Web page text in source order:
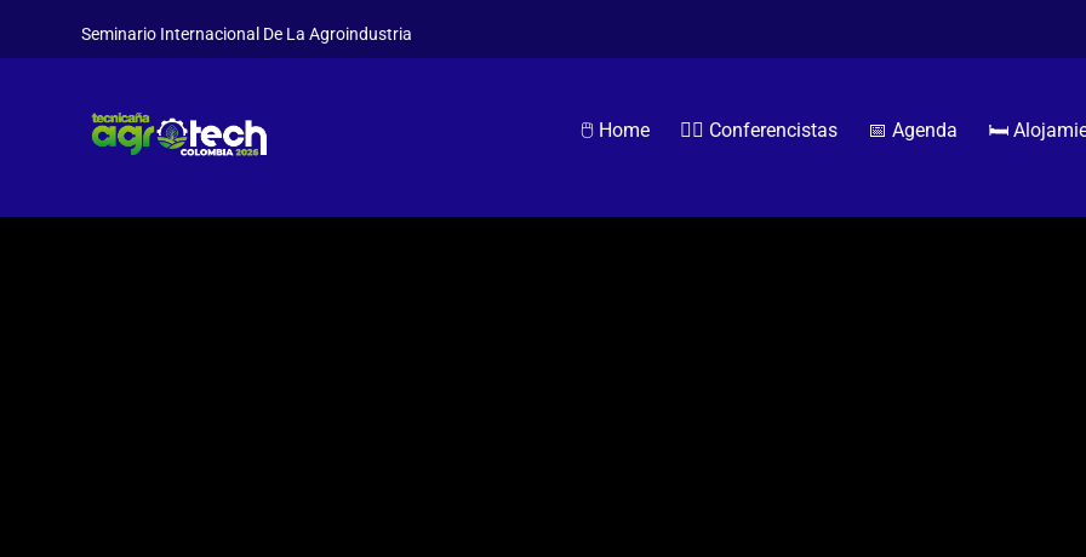
Seminario Internacional De La Agroindustria
🖱️ Home 🧏‍♂️ Conferencistas 📅 Agenda 🛏️